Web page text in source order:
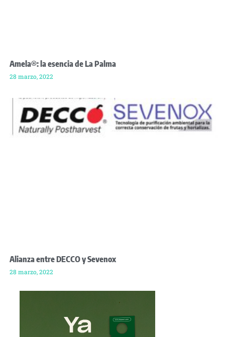
Amela®: la esencia de La Palma
28 marzo, 2022
Alianza entre DECCO y Sevenox
28 marzo, 2022